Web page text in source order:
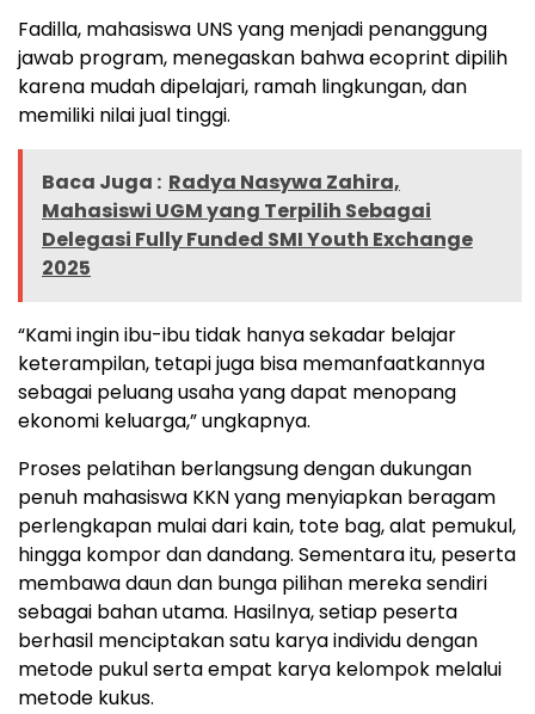
Fadilla, mahasiswa UNS yang menjadi penanggung
jawab program, menegaskan bahwa ecoprint dipilih
karena mudah dipelajari, ramah lingkungan, dan
memiliki nilai jual tinggi.
Baca Juga : Radya Nasywa Zahira,
Mahasiswi UGM yang Terpilih Sebagai
Delegasi Fully Funded SMI Youth Exchange
2025
“Kami ingin ibu-ibu tidak hanya sekadar belajar
keterampilan, tetapi juga bisa memanfaatkannya
sebagai peluang usaha yang dapat menopang
ekonomi keluarga,” ungkapnya.
Proses pelatihan berlangsung dengan dukungan
penuh mahasiswa KKN yang menyiapkan beragam
perlengkapan mulai dari kain, tote bag, alat pemukul,
hingga kompor dan dandang. Sementara itu, peserta
membawa daun dan bunga pilihan mereka sendiri
sebagai bahan utama. Hasilnya, setiap peserta
berhasil menciptakan satu karya individu dengan
metode pukul serta empat karya kelompok melalui
metode kukus.